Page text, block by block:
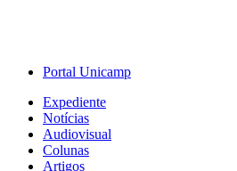
Portal Unicamp
Expediente
Notícias
Audiovisual
Colunas
Artigos